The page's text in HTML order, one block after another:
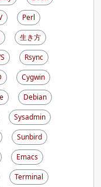
Perl
生き方
Rsync
Cygwin
Debian
Sysadmin
Sunbird
Emacs
Terminal